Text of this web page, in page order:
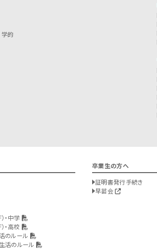
学的
・中学
・高校
のルール
活のルール
卒業生の方へ
証明書発行手続き
早苗会